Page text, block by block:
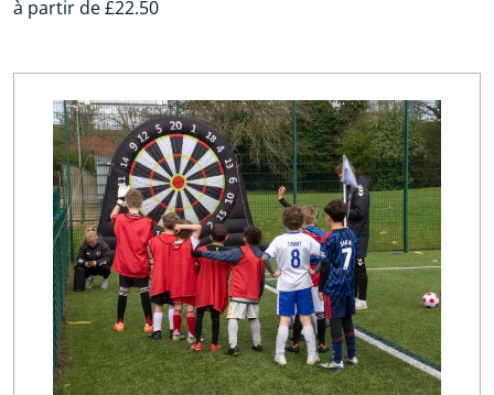
à partir de £22.50